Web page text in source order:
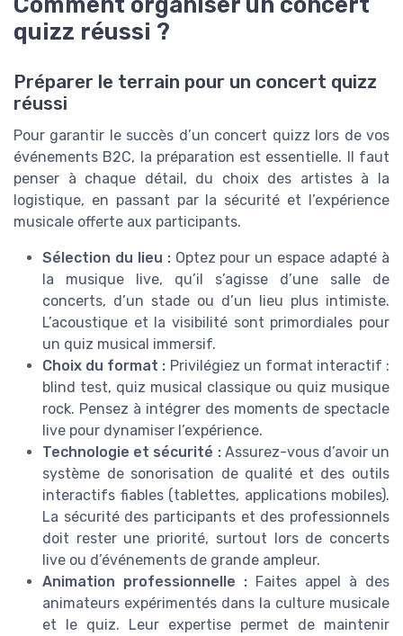
quizz réussi ?
Préparer le terrain pour un concert quizz
réussi
Pour garantir le succès d’un concert quizz lors de vos
événements B2C, la préparation est essentielle. Il faut
penser à chaque détail, du choix des artistes à la
logistique, en passant par la sécurité et l’expérience
musicale offerte aux participants.
Sélection du lieu :Optez pour un espace adapté à
la musique live, qu’il s’agisse d’une salle de
concerts, d’un stade ou d’un lieu plus intimiste.
L’acoustique et la visibilité sont primordiales pour
un quiz musical immersif.
Choix du format : Privilégiez un format interactif :
blind test, quiz musical classique ou quiz musique
rock. Pensez à intégrer des moments de spectacle
live pour dynamiser l’expérience.
Technologie et sécurité :Assurez-vous d’avoir un
système de sonorisation de qualité et des outils
interactifs fiables (tablettes, applications mobiles).
La sécurité des participants et des professionnels
doit rester une priorité, surtout lors de concerts
live ou d’événements de grande ampleur.
Animation professionnelle : Faites appel à des
animateurs expérimentés dans la culture musicale
et le quiz. Leur expertise permet de maintenir